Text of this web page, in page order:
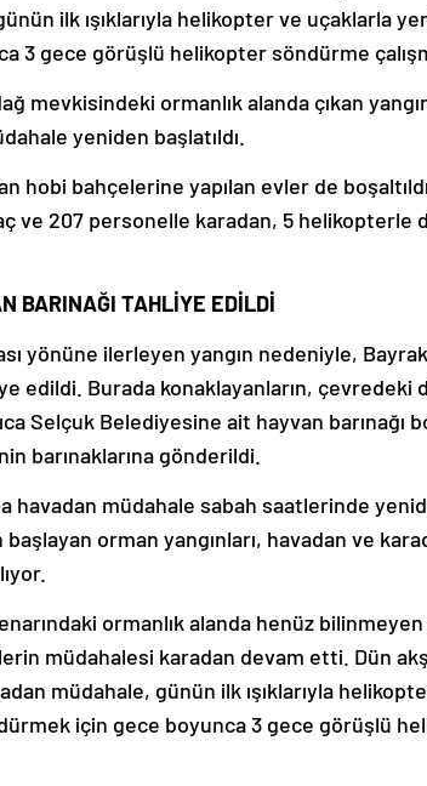
ilk ışıklarıyla helikopter ve uçaklarla
3 gece görüşlü helikopter söndürme
mevkisindeki ormanlık alanda çıkan
yeniden başlatıldı.
hobi bahçelerine yapılan evler de
ve 207 personelle karadan, 5 helikopterle
BARINAĞI TAHLİYE EDİLDİ
yönüne ilerleyen yangın nedeniyle,
edildi. Burada konaklayanların, çevredeki
Selçuk Belediyesine ait hayvan barınağı
barınaklarına gönderildi.
havadan müdahale sabah saatlerinde
orman yangınları, havadan ve
ormanlık alanda henüz
müdahalesi karadan devam etti. Dün
müdahale, günün ilk ışıklarıyla
için gece boyunca 3 gece görüşlü